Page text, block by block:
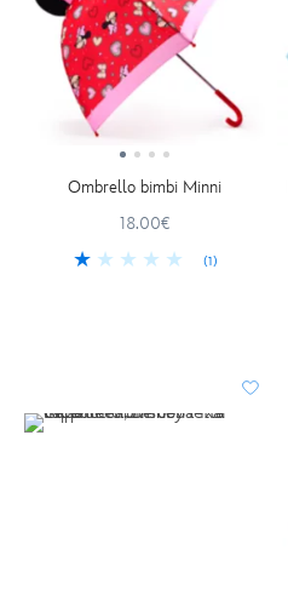
Ombrello bimbi Minni
18.00€
(1)